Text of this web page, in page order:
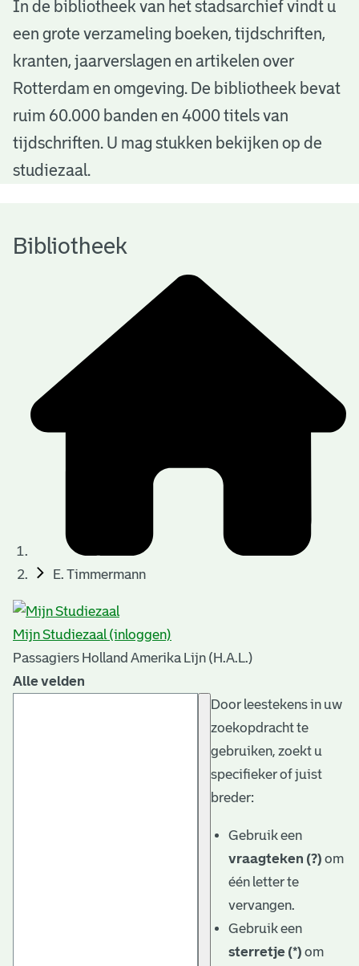
B
b
o
h
In de bibliotheek van het stadsarchief vindt u
een grote verzameling boeken, tijdschriften,
kranten, jaarverslagen en artikelen over
Rotterdam en omgeving. De bibliotheek bevat
ruim 60.000 banden en 4000 titels van
tijdschriften. U mag stukken bekijken op de
studiezaal.
Bibliotheek
E. Timmermann
Mijn Studiezaal (inloggen)
Passagiers Holland Amerika Lijn (H.A.L.)
Alle velden
Door leestekens in uw
zoekopdracht te
gebruiken, zoekt u
specifieker of juist
breder:
Gebruik een
vraagteken (?) om
één letter te
vervangen.
Gebruik een
sterretje (*) om